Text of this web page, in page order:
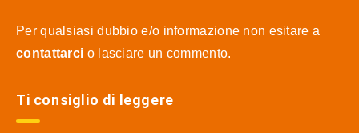
Per qualsiasi dubbio e/o informazione non esitare a
contattarci o lasciare un commento.
Ti consiglio di leggere